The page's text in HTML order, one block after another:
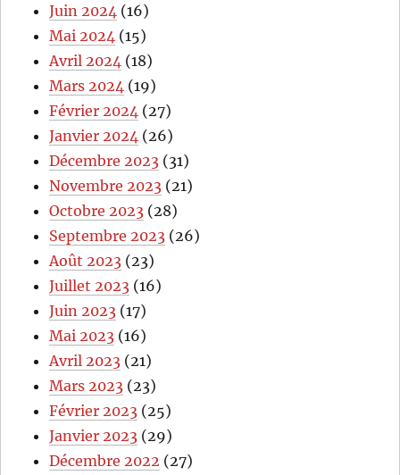
Juin 2024 (16)
Mai 2024 (15)
Avril 2024 (18)
Mars 2024 (19)
Février 2024 (27)
Janvier 2024 (26)
Décembre 2023 (31)
Novembre 2023 (21)
Octobre 2023 (28)
Septembre 2023 (26)
Août 2023 (23)
Juillet 2023 (16)
Juin 2023 (17)
Mai 2023 (16)
Avril 2023 (21)
Mars 2023 (23)
Février 2023 (25)
Janvier 2023 (29)
Décembre 2022 (27)